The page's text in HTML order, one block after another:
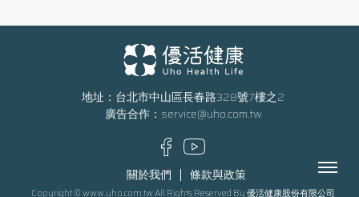
地址：台北市中山區長春路328號7樓之2
廣告合作： service@uho.com.tw
關於我們 條款與政策
Copyright © www.uho.com.tw All Rights Reserved By 優活健康股份有限公司
Menu